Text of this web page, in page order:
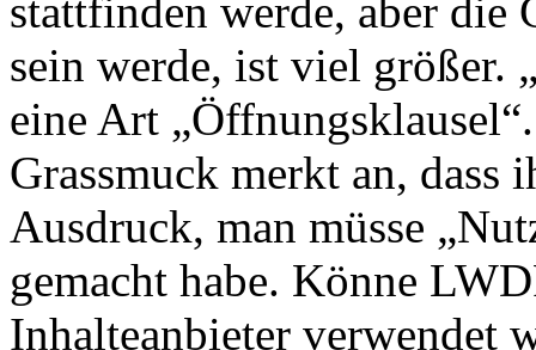
stattfinden werde, aber die
sein werde, ist viel größer.
eine Art „Öffnungsklausel“.
Grassmuck merkt an, dass
Ausdruck, man müsse
gemacht habe. Könne
Inhalteanbieter verwendet